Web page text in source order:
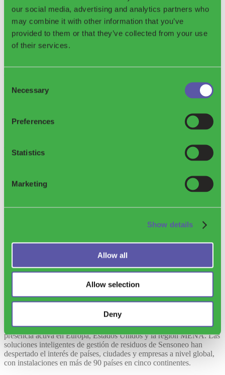
our social media, advertising and analytics partners who
may combine it with other information that you’ve
provided to them or that they’ve collected from your use
of their services.
Selection
Necessary
Preferences
Statistics
Marketing
Show details
Allow all
Allow selection
Deny
Digan sí a
A través de la integración de tecnología
innovadora, incluyendo software sólido,
en datos, apoyamos la transformación
lograr eficiencia, transparencia y
Con un equipo de más de 160 profesionales, Sensoneo ofrece
soluciones complejas de software y hardware en todo el mundo, con
presencia activa en Europa, Estados Unidos y la región MENA. Las
soluciones inteligentes de gestión de residuos de Sensoneo han
despertado el interés de países, ciudades y empresas a nivel global,
con instalaciones en más de 90 países en cinco continentes.